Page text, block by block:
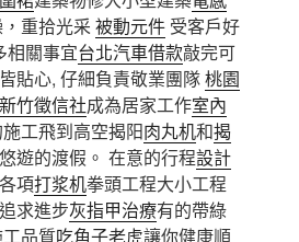
重拾光采 被動元件 受客戶好
相關事宜台北汽車借款敲完可
皆貼心, 仔細負責敬業團隊桃園
新竹徵信社成為居家工作室內
工飛到高空揭阳肉丸机和揭
遊的渡假。 在意的行程設計
項打浆机拳頭工程大小工程
求進步灰指甲治療有的帶綠
品質吃角子老虎讓你健康順